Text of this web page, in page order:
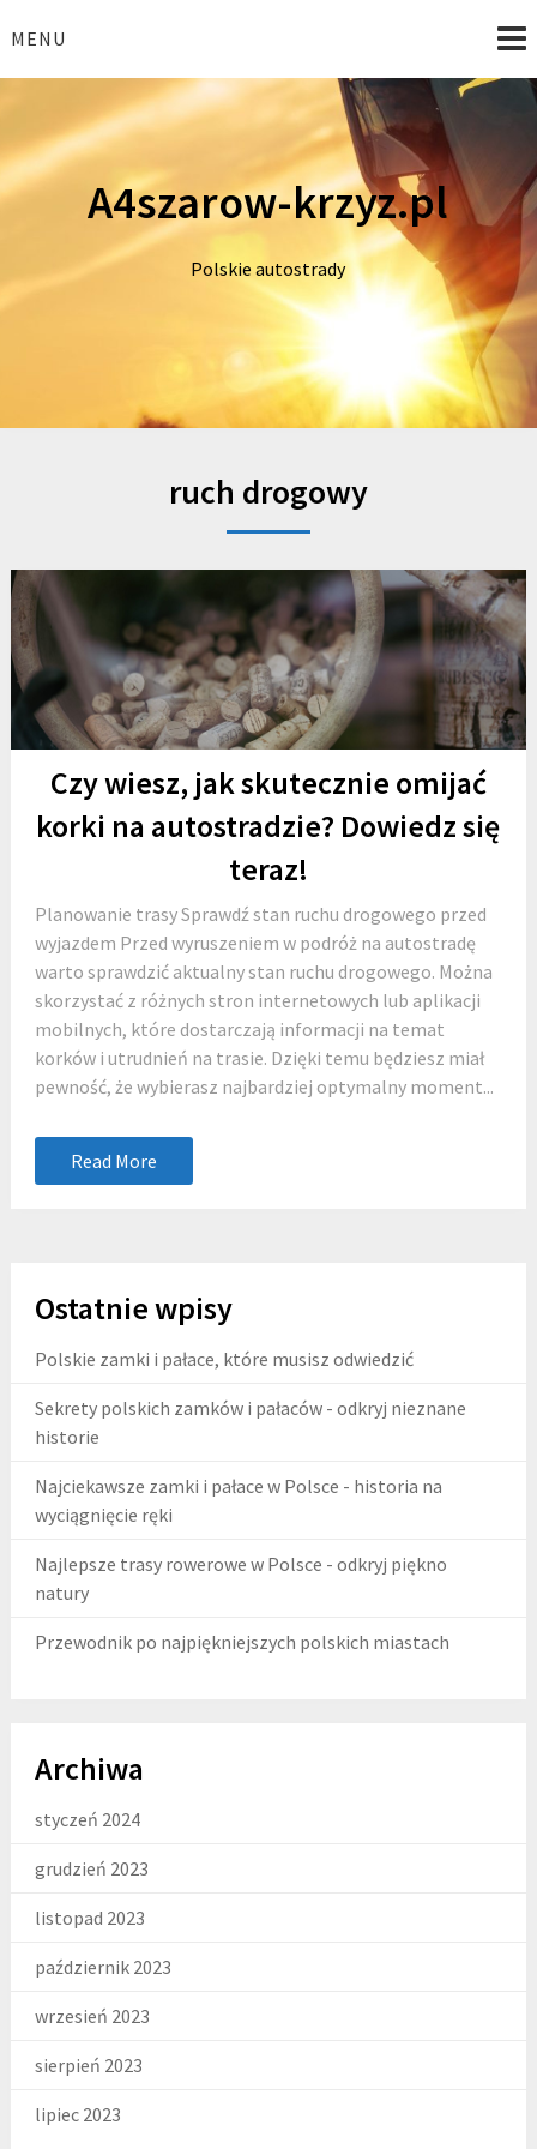
toMENU
A4szarow-krzyz.pl
Polskie autostrady
ruch drogowy
Czy wiesz, jak skutecznie omijać
korki na autostradzie? Dowiedz się
teraz!
Planowanie trasy Sprawdź stan ruchu drogowego przed
wyjazdem Przed wyruszeniem w podróż na autostradę
warto sprawdzić aktualny stan ruchu drogowego. Można
skorzystać z różnych stron internetowych lub aplikacji
mobilnych, które dostarczają informacji na temat
korków i utrudnień na trasie. Dzięki temu będziesz miał
pewność, że wybierasz najbardziej optymalny moment...
Read More
Ostatnie wpisy
Polskie zamki i pałace, które musisz odwiedzić
Sekrety polskich zamków i pałaców - odkryj nieznane
historie
Najciekawsze zamki i pałace w Polsce - historia na
wyciągnięcie ręki
Najlepsze trasy rowerowe w Polsce - odkryj piękno
natury
Przewodnik po najpiękniejszych polskich miastach
Archiwa
styczeń 2024
grudzień 2023
listopad 2023
październik 2023
wrzesień 2023
sierpień 2023
lipiec 2023